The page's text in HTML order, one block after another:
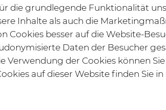
teilt Helios mit.
in unseren
kommentiert Prof. Dr. Andreas
die grundlegende Funktionalität
Inhalte als auch die
Cookies besser auf die Website-
Daten der Besucher
Verwendung der Cookies können
auf dieser Website finden Sie in